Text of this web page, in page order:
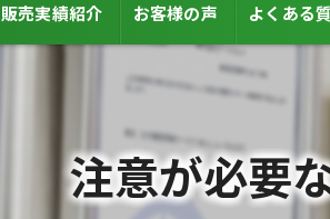
販売実績紹介 お客様の声 よくある
注意が必要